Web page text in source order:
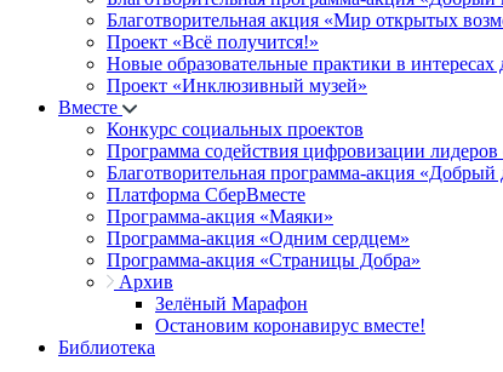
Благотворительная акция «Мир открытых
Проект «Всё получится!»
Новые образовательные практики в интересах
Проект «Инклюзивный музей»
Вместе
Конкурс социальных проектов
Программа содействия цифровизации
Благотворительная программа-акция «Добрый
Платформа СберВместе
Программа-акция «Маяки»
Программа-акция «Одним сердцем»
Программа-акция «Страницы Добра»
Архив
Зелёный Марафон
Остановим коронавирус вместе!
Библиотека